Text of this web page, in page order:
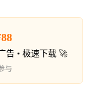
告 • 极速下载 🚀
与